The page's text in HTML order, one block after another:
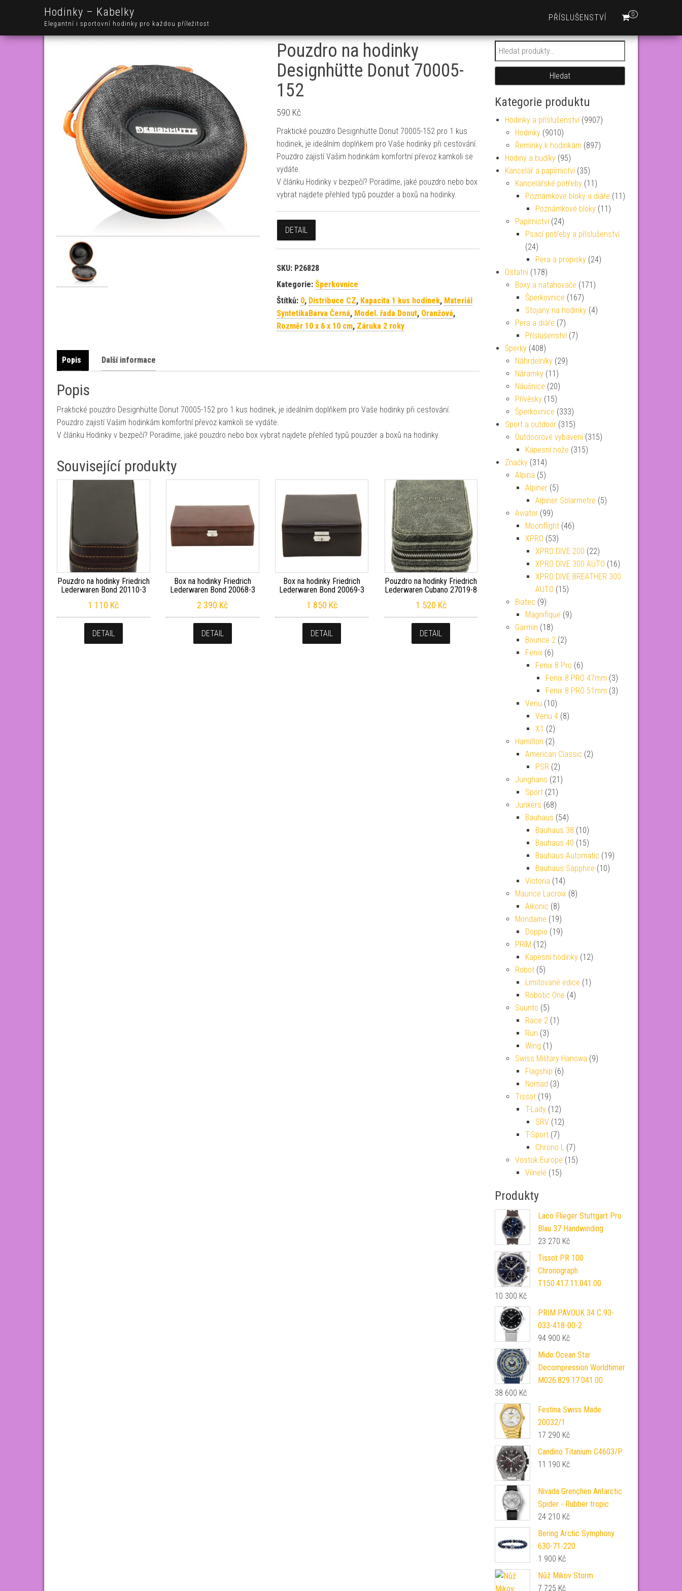
Hodinky – Kabelky
Elegantní i sportovní hodinky pro každou příležitost
0
PŘÍSLUŠENSTVÍ
Pouzdro na hodinky
Designhütte Donut 70005-
152
590 Kč
Praktické pouzdro Designhütte Donut 70005-152 pro 1 kus
hodinek, je ideálním doplňkem pro Vaše hodinky při cestování.
Pouzdro zajistí Vašim hodinkám komfortní převoz kamkoli se
vydáte.
V článku Hodinky v bezpečí? Poradíme, jaké pouzdro nebo box
vybrat najdete přehled typů pouzder a boxů na hodinky.
DETAIL
SKU: P26828
Kategorie: Šperkovnice
Štítků: 0, Distribuce CZ, Kapacita 1 kus hodinek, Materiál
SyntetikaBarva Černá, Model. řada Donut, Oranžová,
Rozměr 10 x 6 x 10 cm, Záruka 2 roky
Popis Další informace
Popis
Praktické pouzdro Designhütte Donut 70005-152 pro 1 kus hodinek, je ideálním doplňkem pro Vaše hodinky při cestování.
Pouzdro zajistí Vašim hodinkám komfortní převoz kamkoli se vydáte.
V článku Hodinky v bezpečí? Poradíme, jaké pouzdro nebo box vybrat najdete přehled typů pouzder a boxů na hodinky.
Související produkty
Pouzdro na hodinky Friedrich
Lederwaren Bond 20110-3
1 110 Kč
DETAIL
Box na hodinky Friedrich
Lederwaren Bond 20068-3
2 390 Kč
DETAIL
Box na hodinky Friedrich
Lederwaren Bond 20069-3
1 850 Kč
DETAIL
Pouzdro na hodinky Friedrich
Lederwaren Cubano 27019-8
1 520 Kč
DETAIL
Hledat:
Hledat
Kategorie produktu
Hodinky a příslušenství (9907)
Hodinky (9010)
Řemínky k hodinkám (897)
Hodiny a budíky (95)
Kancelář a papírnictví (35)
Kancelářské potřeby (11)
Poznámkové bloky a diáře (11)
Poznámkové bloky (11)
Papírnictví (24)
Psací potřeby a příslušenství
(24)
Pera a propisky (24)
Ostatní (178)
Boxy a natahovače (171)
Šperkovnice (167)
Stojany na hodinky (4)
Pera a diáře (7)
Příslušenství (7)
Šperky (408)
Náhrdelníky (29)
Náramky (11)
Náušnice (20)
Přívěsky (15)
Šperkovnice (333)
Sport a outdoor (315)
Outdoorové vybavení (315)
Kapesní nože (315)
Značky (314)
Alpina (5)
Alpiner (5)
Alpiner Solarmetre (5)
Aviator (99)
Moonflight (46)
XPRO (53)
XPRO DIVE 200 (22)
XPRO DIVE 300 AUTO (16)
XPRO DIVE BREATHER 300
AUTO (15)
Biatec (9)
Magnifique (9)
Garmin (18)
Bounce 2 (2)
Fenix (6)
Fenix 8 Pro (6)
Fenix 8 PRO 47mm (3)
Fenix 8 PRO 51mm (3)
Venu (10)
Venu 4 (8)
X1 (2)
Hamilton (2)
American Classic (2)
PSR (2)
Junghans (21)
Sport (21)
Junkers (68)
Bauhaus (54)
Bauhaus 38 (10)
Bauhaus 40 (15)
Bauhaus Automatic (19)
Bauhaus Sapphire (10)
Victoria (14)
Maurice Lacroix (8)
Aikonic (8)
Mondaine (19)
Doppio (19)
PRIM (12)
Kapesní hodinky (12)
Robot (5)
Limitované edice (1)
Robotic One (4)
Suunto (5)
Race 2 (1)
Run (3)
Wing (1)
Swiss Military Hanowa (9)
Flagship (6)
Nomad (3)
Tissot (19)
T-Lady (12)
SRV (12)
T-Sport (7)
Chrono L (7)
Vostok Europe (15)
Vilnelé (15)
Produkty
Laco Flieger Stuttgart Pro
Blau 37 Handwinding
23 270 Kč
Tissot PR 100
Chronograph
T150.417.11.041.00
10 300 Kč
PRIM PAVOUK 34 C 93-
033-418-00-2
94 900 Kč
Mido Ocean Star
Decompression Worldtimer
M026.829.17.041.00
38 600 Kč
Festina Swiss Made
20032/1
17 290 Kč
Candino Titanium C4603/P
11 190 Kč
Nivada Grenchen Antarctic
Spider - Rubber tropic
24 210 Kč
Bering Arctic Symphony
630-71-220
1 900 Kč
Nůž Mikov Storm
7 725 Kč